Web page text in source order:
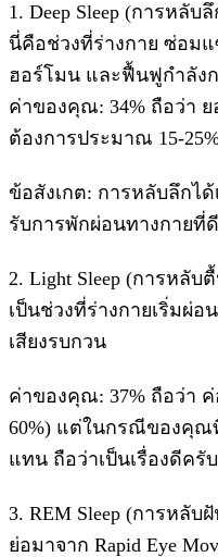
​1. Deep Sleep (การหลับ
นี่คือช่วงที่ร่างกาย ซ่อม
ฮอร์โมน และฟื้นฟูกำลัง
ค่าของคุณ: 34% ถือว่า
ต้องการประมาณ 15-
ข้อสังเกต: การหลับลึกไ
รับการพักผ่อนทางกายที่
​2. Light Sleep (การหลับ
เป็นช่วงที่ร่างกายเริ่มผ่
เสียงรบกวน
ค่าของคุณ: 37% ถือว่า
60%) แต่ในกรณีของคุณ
แทน ถือว่าเป็นเรื่องดีครับ
​3. REM Sleep (การหลับ
ย่อมาจาก Rapid Eye